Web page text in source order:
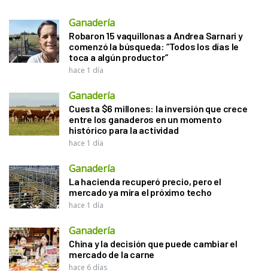
Ganadería
Robaron 15 vaquillonas a Andrea Sarnari y
comenzó la búsqueda: “Todos los días le
toca a algún productor”
hace 1 día
Ganadería
Cuesta $6 millones: la inversión que crece
entre los ganaderos en un momento
histórico para la actividad
hace 1 día
Ganadería
La hacienda recuperó precio, pero el
mercado ya mira el próximo techo
hace 1 día
Ganadería
China y la decisión que puede cambiar el
mercado de la carne
hace 6 días